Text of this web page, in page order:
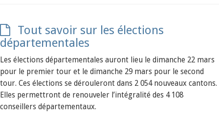
Tout savoir sur les élections
départementales
Les élections départementales auront lieu le dimanche 22 mars
pour le premier tour et le dimanche 29 mars pour le second
tour. Ces élections se dérouleront dans 2 054 nouveaux cantons.
Elles permettront de renouveler l’intégralité des 4 108
conseillers départementaux.